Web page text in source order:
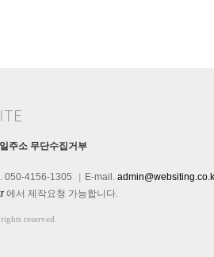
주소 무단수집거부
050-4156-1305 E-mail.
에서 제작요청 가능합니다.
reserved.